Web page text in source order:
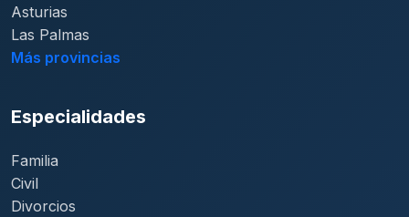
Asturias
Las Palmas
Más provincias
Especialidades
Familia
Civil
Divorcios